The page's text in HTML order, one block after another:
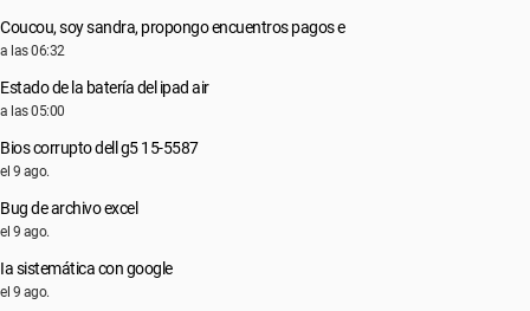
Coucou, soy sandra, propongo encuentros pagos e
a las 06:32
Estado de la batería del ipad air
a las 05:00
Bios corrupto dell g5 15-5587
el 9 ago.
Bug de archivo excel
el 9 ago.
Ia sistemática con google
el 9 ago.